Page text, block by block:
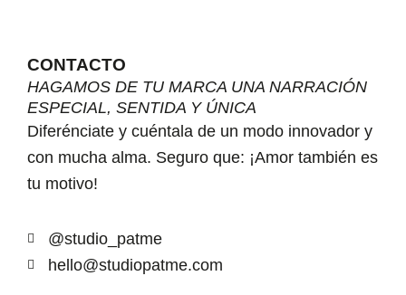
CONTACTO
HAGAMOS DE TU MARCA UNA NARRACIÓN
ESPECIAL, SENTIDA Y ÚNICA
Diferénciate y cuéntala de un modo innovador y
con mucha alma. Seguro que: ¡Amor también es
tu motivo!
@studio_patme
hello@studiopatme.com